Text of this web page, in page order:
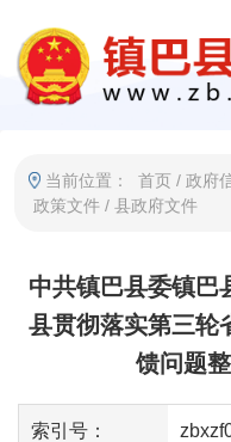
当前位置： 首页 / 政府
政策文件 / 县政府文件
中共镇巴县委镇巴
县贯彻落实第三轮
馈问题
索引号：